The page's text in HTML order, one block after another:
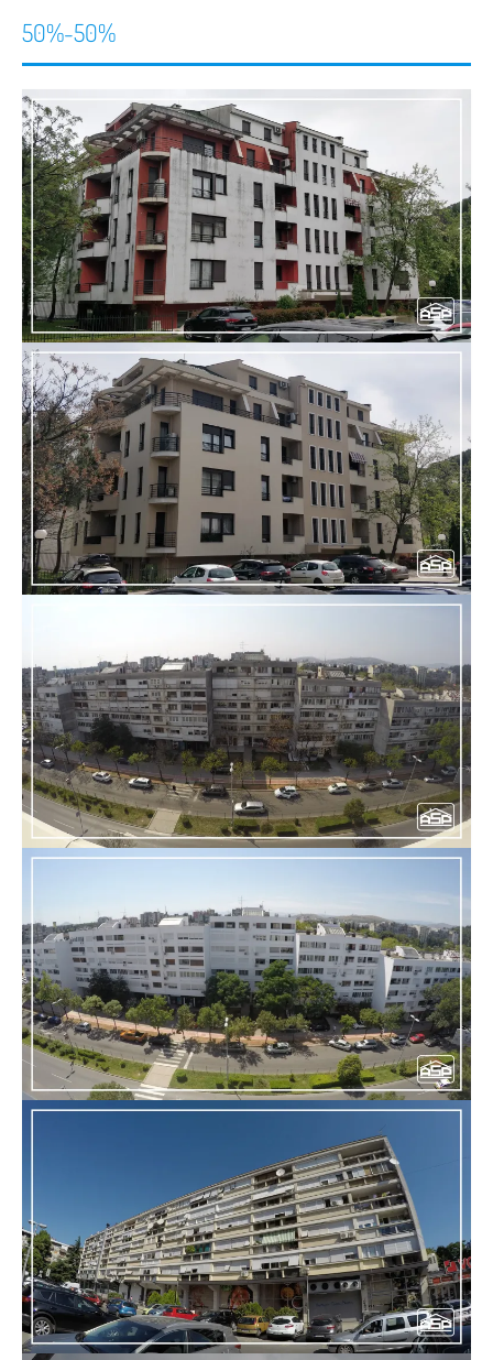
50%-50%